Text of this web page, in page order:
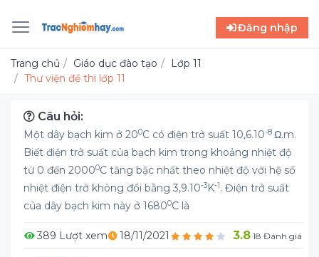
Đăng nhập
Trang chủ Giáo dục đào tạo
Lớp 11
Thư viện đề thi lớp 11
Câu hỏi:
Một dây bạch kim ở 200C có điện trở suất 10,6.10-8 Ω.m.
Biết điện trở suất của bạch kim trong khoảng nhiệt độ
từ 0 đến 20000C tăng bậc nhất theo nhiệt độ với hệ số
nhiệt điện trở không đổi bằng 3,9.10-3K-1. Điện trở suất
của dây bạch kim này ở 16800C là
389 Lượt xem 18/11/2021 3.8 18 Đánh giá